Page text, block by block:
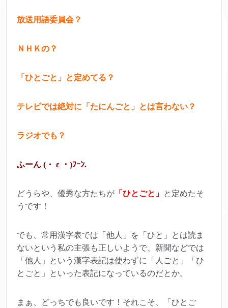
放送用語委員会？
ＮＨＫの？
「ひとごと」と定めてる？
テレビでは絶対に「たにんごと」とは言わない？
ラジオでも？
ふーん (・ ε ・)ﾌｰﾝ.
どうらや、優秀な方たちが 「ひとごと」 と定めたそ
うです！
でも、常用漢字表では「他人」を「ひと」とは読ま
ないという私の主張も正しいようで、新聞などでは
「他人」という漢字表記は使わずに「人ごと」「ひ
とごと」といった表記になっているのだとか。
まぁ、どっちでも良いです！それこそ、「ひとご